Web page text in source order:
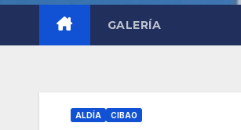
GALERÍA
ALDÍA CIBAO